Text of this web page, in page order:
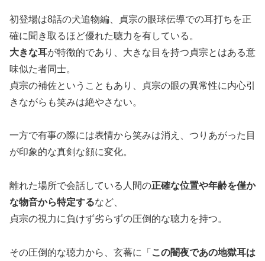
初登場は8話の犬追物編、貞宗の眼球伝導での耳打ちを正
確に聞き取るほど優れた聴力を有している。
大きな耳が特徴的であり、大きな目を持つ貞宗とはある意
味似た者同士。
貞宗の補佐ということもあり、貞宗の眼の異常性に内心引
きながらも笑みは絶やさない。
一方で有事の際には表情から笑みは消え、つりあがった目
が印象的な真剣な顔に変化。
離れた場所で会話している人間の正確な位置や年齢を僅か
な物音から特定するなど、
貞宗の視力に負けず劣らずの圧倒的な聴力を持つ。
その圧倒的な聴力から、玄蕃に「 この闇夜であの地獄耳は